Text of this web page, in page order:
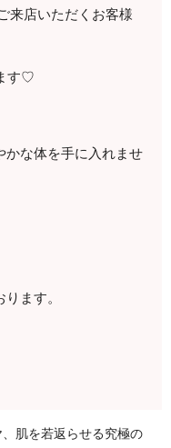
来店いただくお客様
す♡
かな体を手に入れませ
ます。
肌を若返らせる究極の